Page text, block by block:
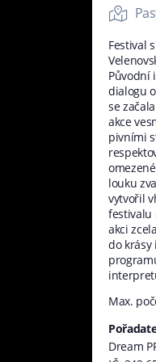
Festival
Původní
dialogu
se
akce
pivními
louku
vytvořil
festivalu
akci
do krásy
Max.
Dream